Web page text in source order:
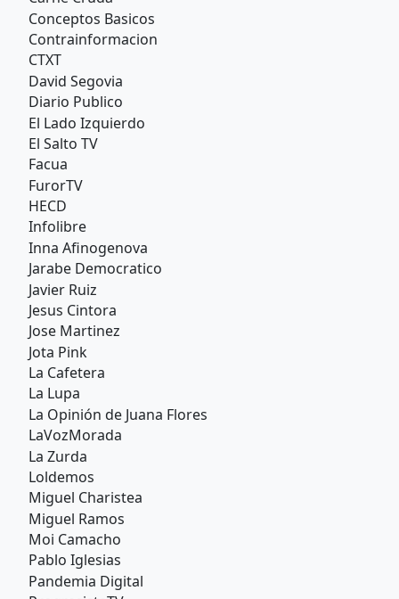
Conceptos Basicos
Contrainformacion
CTXT
David Segovia
Diario Publico
El Lado Izquierdo
El Salto TV
Facua
FurorTV
HECD
Infolibre
Inna Afinogenova
Jarabe Democratico
Javier Ruiz
Jesus Cintora
Jose Martinez
Jota Pink
La Cafetera
La Lupa
La Opinión de Juana Flores
LaVozMorada
La Zurda
Loldemos
Miguel Charistea
Miguel Ramos
Moi Camacho
Pablo Iglesias
Pandemia Digital